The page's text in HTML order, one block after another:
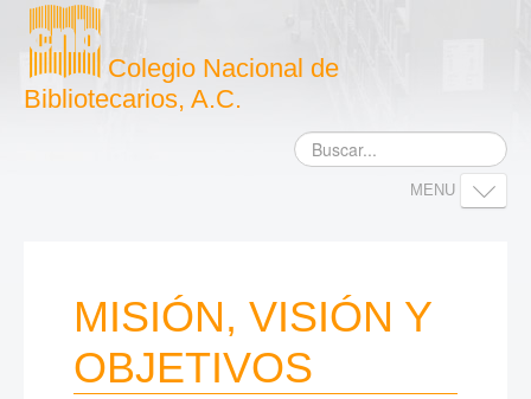
Colegio Nacional de
Bibliotecarios, A.C.
MENU
DOCUMENTOS
ACTIVIDADES
NOTICIAS
MISIÓN, VISIÓN Y
OBJETIVOS